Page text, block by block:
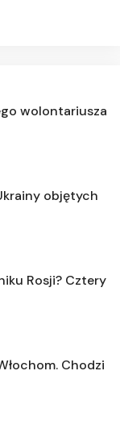
wolontariusza
objętych
Rosji? Cztery
Chodzi